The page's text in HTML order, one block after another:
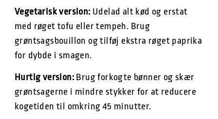
Vegetarisk version:Udelad alt kød og erstat
med røget tofu eller tempeh. Brug
grøntsagsbouillon og tilføj ekstra røget paprika
for dybde i smagen.
Hurtig version:Brug forkogte bønner og skær
grøntsagerne i mindre stykker for at reducere
kogetiden til omkring 45 minutter.